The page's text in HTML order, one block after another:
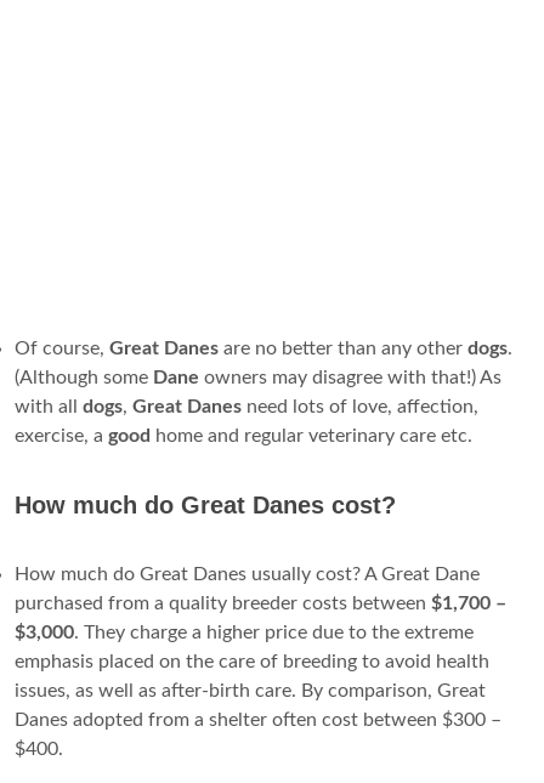
Of course, Great Danes are no better than any other dogs.
(Although some Dane owners may disagree with that!) As
with all dogs, Great Danes need lots of love, affection,
exercise, a good home and regular veterinary care etc.
How much do Great Danes cost?
How much do Great Danes usually cost? A Great Dane
purchased from a quality breeder costs between $1,700 –
$3,000. They charge a higher price due to the extreme
emphasis placed on the care of breeding to avoid health
issues, as well as after-birth care. By comparison, Great
Danes adopted from a shelter often cost between $300 –
$400.